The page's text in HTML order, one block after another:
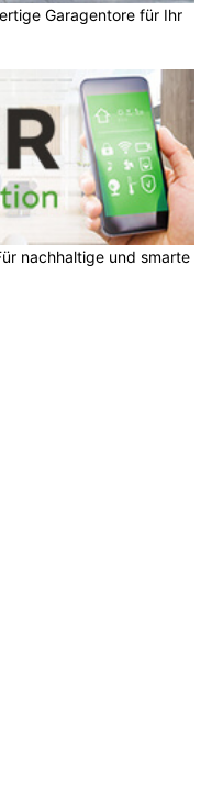
Garagentore für Ihr
nachhaltige und smarte